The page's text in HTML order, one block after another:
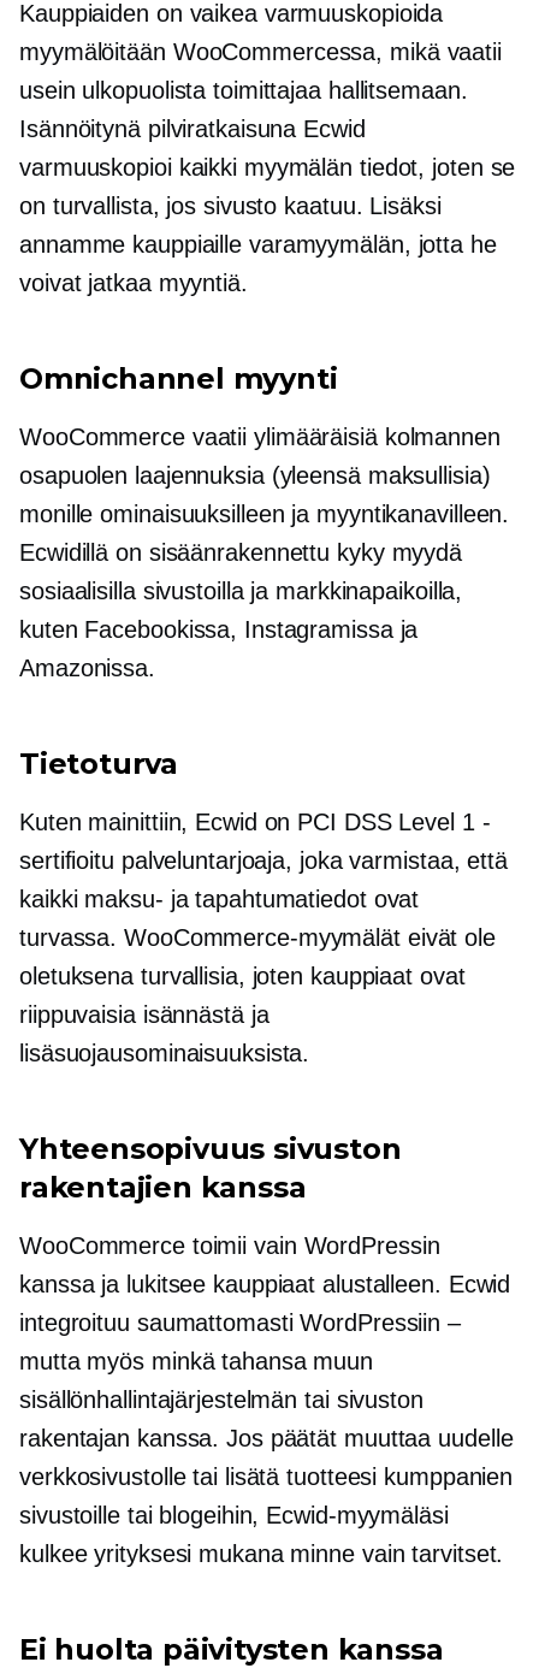
Kauppiaiden on vaikea varmuuskopioida
myymälöitään WooCommercessa, mikä vaatii
usein ulkopuolista toimittajaa hallitsemaan.
Isännöitynä pilviratkaisuna Ecwid
varmuuskopioi kaikki myymälän tiedot, joten se
on turvallista, jos sivusto kaatuu. Lisäksi
annamme kauppiaille varamyymälän, jotta he
voivat jatkaa myyntiä.
Omnichannel myynti
WooCommerce vaatii ylimääräisiä kolmannen
osapuolen laajennuksia (yleensä maksullisia)
monille ominaisuuksilleen ja myyntikanavilleen.
Ecwidillä on sisäänrakennettu kyky myydä
sosiaalisilla sivustoilla ja markkinapaikoilla,
kuten Facebookissa, Instagramissa ja
Amazonissa.
Tietoturva
Kuten mainittiin, Ecwid on PCI DSS Level 1 -
sertifioitu palveluntarjoaja, joka varmistaa, että
kaikki maksu- ja tapahtumatiedot ovat
turvassa. WooCommerce-myymälät eivät ole
oletuksena turvallisia, joten kauppiaat ovat
riippuvaisia ​​isännästä ja
lisäsuojausominaisuuksista.
Yhteensopivuus sivuston
rakentajien kanssa
WooCommerce toimii vain WordPressin
kanssa ja lukitsee kauppiaat alustalleen. Ecwid
integroituu saumattomasti WordPressiin –
mutta myös minkä tahansa muun
sisällönhallintajärjestelmän tai sivuston
rakentajan kanssa. Jos päätät muuttaa uudelle
verkkosivustolle tai lisätä tuotteesi kumppanien
sivustoille tai blogeihin, Ecwid-myymäläsi
kulkee yrityksesi mukana minne vain tarvitset.
Ei huolta päivitysten kanssa